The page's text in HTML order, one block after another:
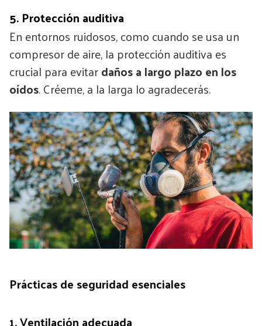
5. Protección auditiva
En entornos ruidosos, como cuando se usa un
compresor de aire, la protección auditiva es
crucial para evitardaños a largo plazo en los
oídos. Créeme, a la larga lo agradecerás.
Prácticas de seguridad esenciales